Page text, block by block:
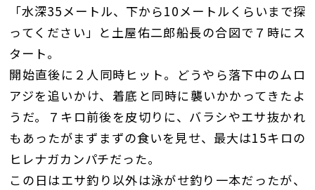
「水深35メートル、下から10メートルくらいまで探
ってください」と土屋佑二郎船長の合図で７時にス
タート。
開始直後に２人同時ヒット。どうやら落下中のムロ
アジを追いかけ、着底と同時に襲いかかってきたよ
うだ。７キロ前後を皮切りに、バラシやエサ抜かれ
もあったがまずまずの食いを見せ、最大は15キロの
ヒレナガカンパチだった。
この日はエサ釣り以外は泳がせ釣り一本だったが、